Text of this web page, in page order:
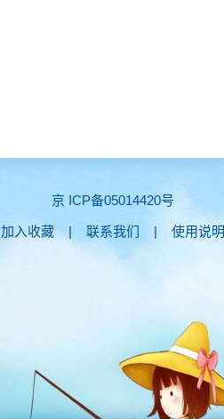
京 ICP备05014420号
加入收藏| 联系我们 | 使用说明